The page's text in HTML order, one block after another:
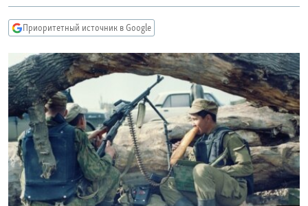
навигации
Вернутся
поиску
IDEL.РЕАЛИИ
СЕВЕР.РЕАЛИИ
СИБИРЬ.РЕАЛИИ
РАСПИСАНИЕ ВЕЩАНИЯ
ПОДПИШИТЕСЬ НА РАССЫЛКУ
СОЦИАЛЬНЫЕ СЕТИ
Приоритетный источник в Google